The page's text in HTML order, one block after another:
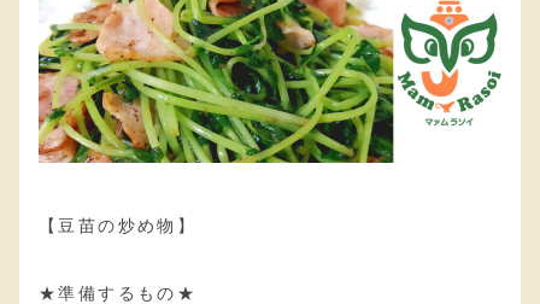
【豆苗の炒め物】
★準備するもの★